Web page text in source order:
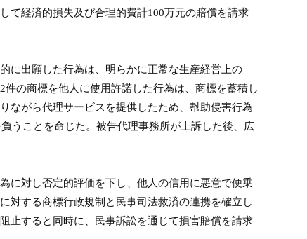
て経済的損失及び合理的費計100万元の賠償を請求
に出願した行為は、明らかに正常な生産経営上の
2件の商標を他人に使用許諾した行為は、商標を蓄積し
ながら代理サービスを提供したため、幇助侵害行為
うことを命じた。被告代理事務所が上訴した後、広
に対し否定的評価を下し、他人の信用に悪意で便乗
対する商標行政規制と民事司法救済の連携を確立し
止すると同時に、民事訴訟を通じて損害賠償を請求